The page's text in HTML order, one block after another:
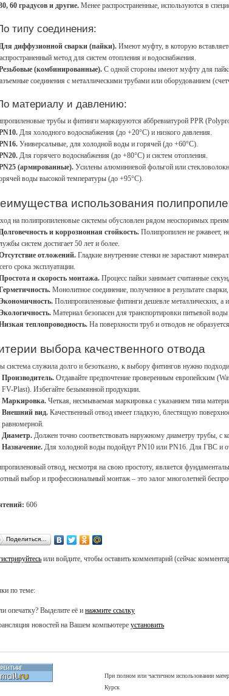
60 градусов и другие. Менее распространенные, используются в
типу соединения:
Для диффузионной сварки (пайки). Имеют муфту, в которую
метод для систем отопления и водоснабжения.
(комбинированные). С одной стороны имеют муфту для
соединения с металлическими трубами или оборудованием
материалу и давлению:
трубы и фитинги маркируются аббревиатурой PPR
Для холодного водоснабжения (до +20°C) и низкого давления.
Универсальные, для холодной воды и горячей (до +60°C).
Для горячего водоснабжения (до +80°C) и систем отопления.
(армированные). Усилены алюминиевой фольгой или
воды высокой температуры (до +95°C).
использования
на полипропиленовые системы обусловлен рядом неоспоримых
и коррозионная стойкость. Полипропилен не ржавеет,
систем достигает 50 лет и более.
отложений. Гладкие внутренние стенки не зарастают
срока эксплуатации.
и скорость монтажа. Процесс пайки занимает считанные
Монолитное соединение, полученное в результате
Полипропиленовые фитинги дешевле металлических, а
Материал безопасен для транспортировки питьевой
теплопроводность. На поверхности труб и отводов не
выбора качественного отвода
система служила долго и безотказно, к выбору фитингов нужно
Производитель. Отдавайте предпочтение проверенным европейским
FV-Plast). Избегайте безымянной продукции.
Маркировка. Четкая, несмываемая маркировка с указанием типа
Внешний вид. Качественный отвод имеет гладкую, блестящую
равномерной.
Диаметр. Должен точно соответствовать наружному диаметру трубы, с
Назначение. Для холодной воды подойдут PN10 или PN16. Для ГВС и
отвод, несмотря на свою простоту, является
выбор и профессиональный монтаж – это залог многолетней
606
Поделиться…
или войдите, чтобы оставить комментарий (сейчас
по теме:
опечатку? Выделите её инажмите ссылку
новостей на Вашем компьютереустановить
При полном или частичном использовании
Курск